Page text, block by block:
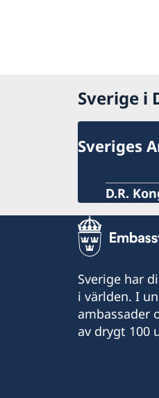
Sverige i
Sveriges
D.R.
Sverige har
i världen. I
ambassader
av drygt 100